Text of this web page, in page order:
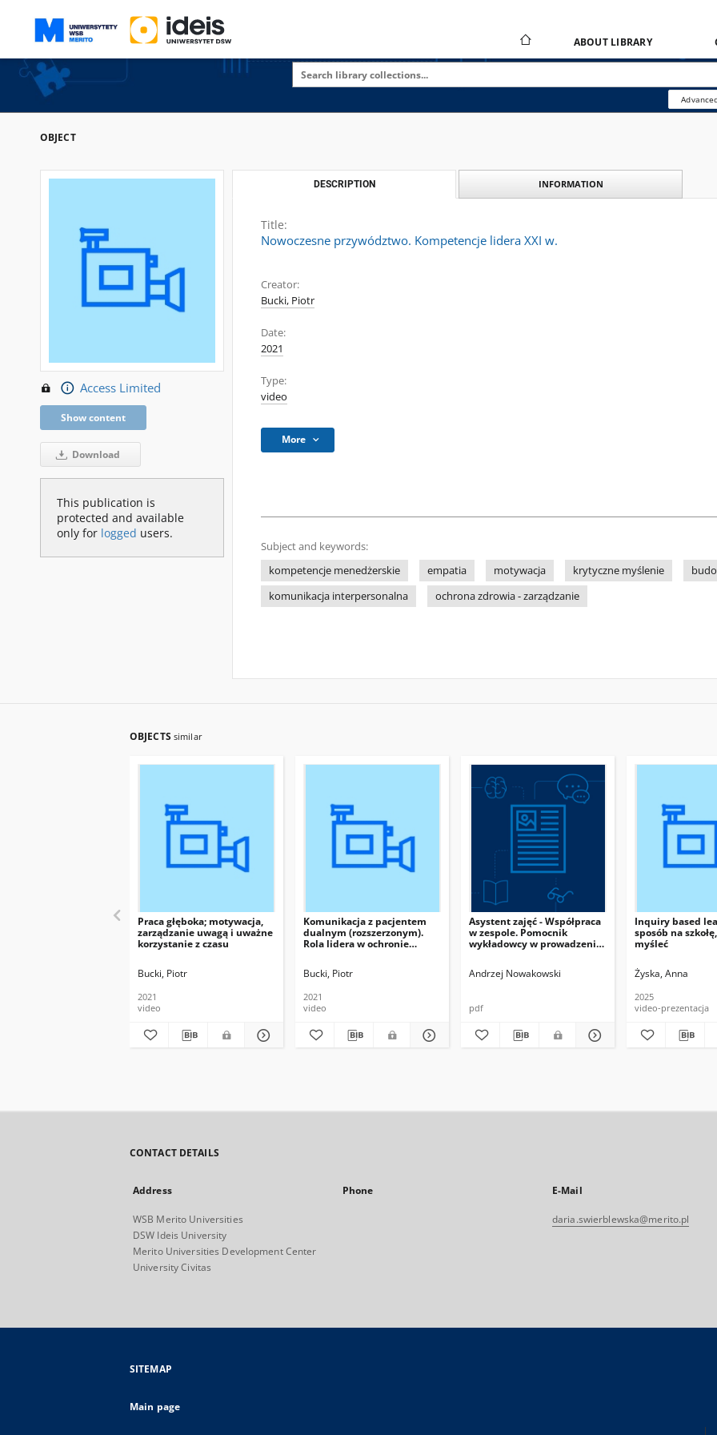
ABOUT LIBRARY
OBJECT
Access Limited
Show content
Download
This publication is
protected and available
only for logged users.
DESCRIPTION INFORMATION
Title:
Nowoczesne przywództwo. Kompetencje lidera XXI w.
Creator:
Bucki, Piotr
Date:
2021
Type:
video
More
Subject and keywords:
kompetencje menedżerskie
empatia motywacja krytyczne myślenie
komunikacja interpersonalna
ochrona zdrowia - zarządzanie
OBJECTS similar
Praca głęboka; motywacja,
zarządzanie uwagą i uważne
korzystanie z czasu
Bucki, Piotr
2021
video
Komunikacja z pacjentem
dualnym (rozszerzonym).
Rola lidera w ochronie
Bucki, Piotr
2021
video
Asystent zajęć - Współpraca
w zespole. Pomocnik
wykładowcy w prowadzeniu
Andrzej Nowakowski
pdf
Inquiry based
sposób na
myśleć
Żyska, Anna
2025
video-prezentacja
CONTACT DETAILS
Address
WSB Merito Universities
DSW Ideis University
Merito Universities Development Center
University Civitas
Phone E-Mail
daria.swierblewska@merito.pl
SITEMAP
Main page